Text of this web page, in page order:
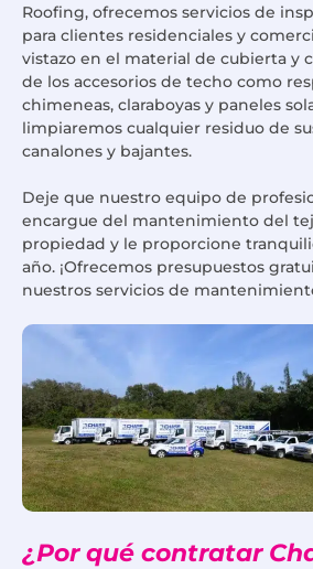
Roofing, ofrecemos servicios de
para clientes residenciales y
vistazo en el material de cubierta y
de los accesorios de techo como
chimeneas, claraboyas y paneles
limpiaremos cualquier residuo de
canalones y bajantes.
Deje que nuestro equipo de
encargue del mantenimiento del
propiedad y le proporcione
año. ¡Ofrecemos presupuestos
nuestros servicios de
¿Por qué contratar